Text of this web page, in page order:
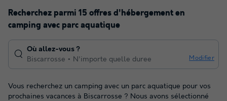
Recherchez parmi 15 offres d'hébergement en
camping avec parc aquatique
Où allez-vous ?
Biscarrosse
N'importe quelle duree Modifier
Vous recherchez un camping avec un parc aquatique pour vos
prochaines vacances à Biscarrosse ? Nous avons sélectionné